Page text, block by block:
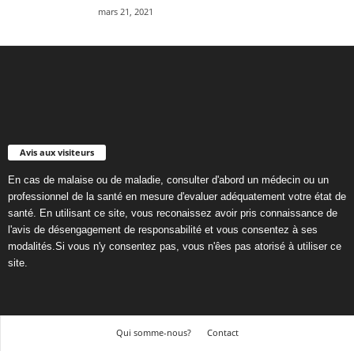
mars 21, 2021
Avis aux visiteurs
En cas de malaise ou de maladie, consulter d'abord un médecin ou un
professionnel de la santé en mesure d'evaluer adéquatement votre état de
santé. En utilisant ce site, vous reconaissez avoir pris connaissance de
l'avis de désengagement de responsabilité et vous consentez à ses
modalités.Si vous n'y consentez pas, vous n'êes pas atorisé à utiliser ce
site.
Qui somme-nous?
Contact